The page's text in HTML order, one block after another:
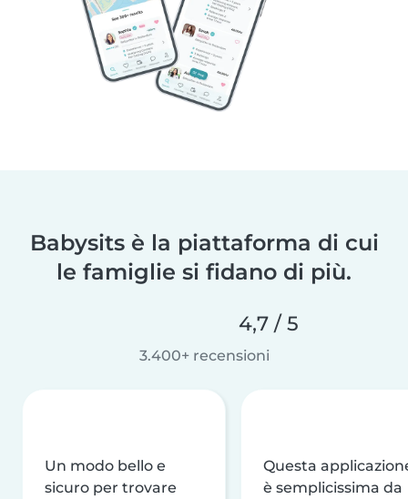
Babysits è la piattaforma di cui
le famiglie si fidano di più.
4,7 / 5
3.400+ recensioni
Un modo bello e
sicuro per trovare
Questa
è semplicissima da